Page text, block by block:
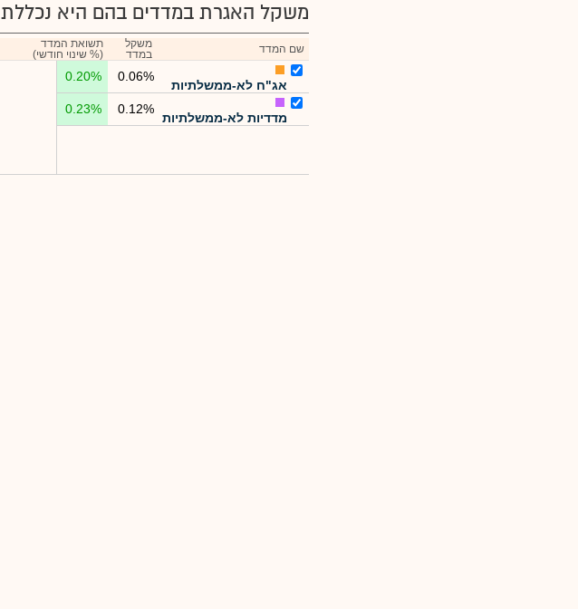
משקל האגרת במדדים בהם היא נכללת
שם המדד
משקל
במדד
תשואת המדד
(% שינוי חודשי)
אג"ח לא-ממשלתיות
0.06%
0.20%
מדדיות לא-ממשלתיות
0.12%
0.23%